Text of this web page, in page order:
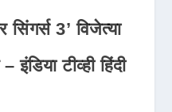
3’ विजेत्या
टीव्ही हिंदी